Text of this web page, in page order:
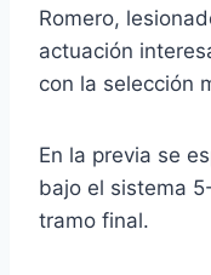
Romero,
actuación
con la selección
En la previa se
bajo el sistema
tramo final.